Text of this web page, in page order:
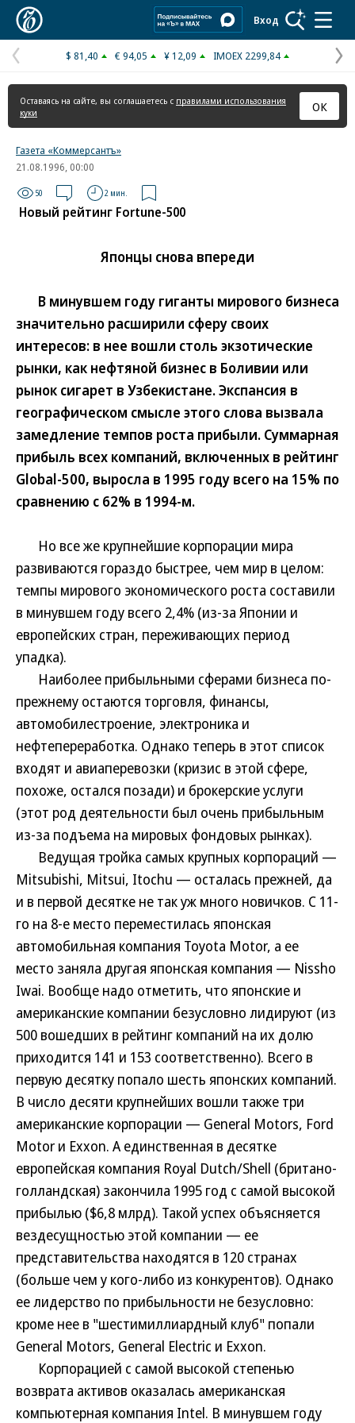
Вход
Предыдущая
страница
$ 81,40 € 94,05 ¥ 12,09 IMOEX 2299,84
Оставаясь на сайте, вы соглашаетесь с правилами использования
куки
ОК
Газета «Коммерсантъ»
21.08.1996, 00:00
50 2 мин.
Новый рейтинг Fortune-500
Японцы снова впереди
В минувшем году гиганты мирового бизнеса
значительно расширили сферу своих
интересов: в нее вошли столь экзотические
рынки, как нефтяной бизнес в Боливии или
рынок сигарет в Узбекистане. Экспансия в
географическом смысле этого слова вызвала
замедление темпов роста прибыли. Суммарная
прибыль всех компаний, включенных в рейтинг
Global-500, выросла в 1995 году всего на 15% по
сравнению с 62% в 1994-м.
Но все же крупнейшие корпорации мира
развиваются гораздо быстрее, чем мир в целом:
темпы мирового экономического роста составили
в минувшем году всего 2,4% (из-за Японии и
европейских стран, переживающих период
упадка).
Наиболее прибыльными сферами бизнеса по-
прежнему остаются торговля, финансы,
автомобилестроение, электроника и
нефтепереработка. Однако теперь в этот список
входят и авиаперевозки (кризис в этой сфере,
похоже, остался позади) и брокерские услуги
(этот род деятельности был очень прибыльным
из-за подъема на мировых фондовых рынках).
Ведущая тройка самых крупных корпораций —
Mitsubishi, Mitsui, Itochu — осталась прежней, да
и в первой десятке не так уж много новичков. С 11-
го на 8-е место переместилась японская
автомобильная компания Toyota Motor, а ее
место заняла другая японская компания — Nissho
Iwai. Вообще надо отметить, что японские и
американские компании безусловно лидируют (из
500 вошедших в рейтинг компаний на их долю
приходится 141 и 153 соответственно). Всего в
первую десятку попало шесть японских компаний.
В число десяти крупнейших вошли также три
американские корпорации — General Motors, Ford
Motor и Exxon. А единственная в десятке
европейская компания Royal Dutch/Shell (британо-
голландская) закончила 1995 год с самой высокой
прибылью ($6,8 млрд). Такой успех объясняется
вездесущностью этой компании — ее
представительства находятся в 120 странах
(больше чем у кого-либо из конкурентов). Однако
ее лидерство по прибыльности не безусловно:
кроме нее в "шестимиллиардный клуб" попали
General Motors, General Electric и Exxon.
Корпорацией с самой высокой степенью
возврата активов оказалась американская
компьютерная компания Intel. В минувшем году